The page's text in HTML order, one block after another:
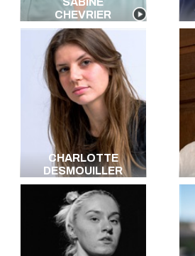
CHEVRIER
CHARLOTTE
DESMOUILLER